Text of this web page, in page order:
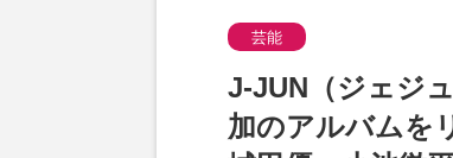
芸能
J-JUN（ジェジ
加のアルバムを